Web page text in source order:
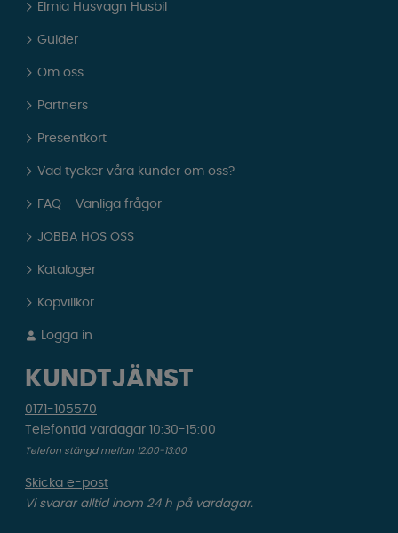
Elmia Husvagn Husbil
Guider
Om oss
Partners
Presentkort
Vad tycker våra kunder om oss?
FAQ - Vanliga frågor
JOBBA HOS OSS
Kataloger
Köpvillkor
Logga in
KUNDTJÄNST
0171-105570
Telefontid vardagar 10:30-15:00
Telefon stängd mellan 12:00-13:00
Skicka e-post
Vi svarar alltid inom 24 h på vardagar.